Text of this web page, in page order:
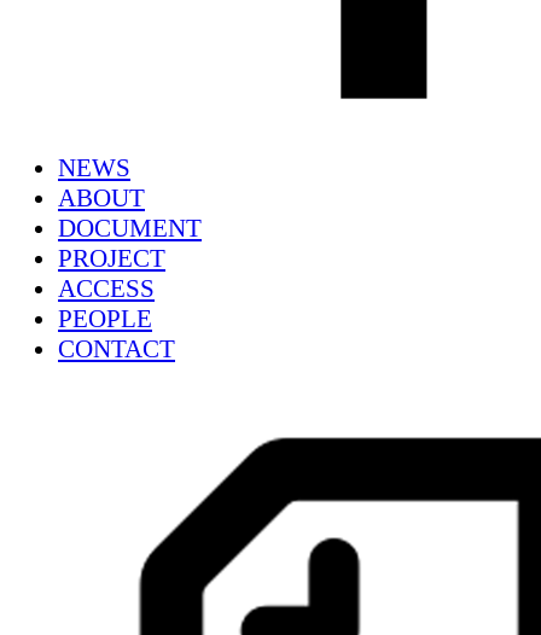
NEWS
ABOUT
DOCUMENT
PROJECT
ACCESS
PEOPLE
CONTACT